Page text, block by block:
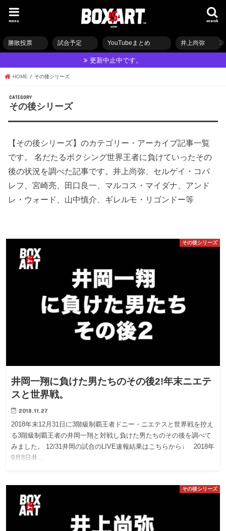
search
menu
勝敗投票 試合予定 YouTubeまとめ 井上尚弥
更新中止中です。
HOME その後シリーズ
その後シリーズ
【その後シリーズ】のカテゴリー・アーカイブ記事一覧
です。 名だたるボクシング世界王者に負けていったその
後の状況を調べた記事です。井上尚弥、セルゲイ・コバ
レフ、宮崎亮、田口良一、マルコス・マイダナ、アンド
レ・ウォード、山中慎介、ギレルモ・リゴンドー等
その後シリーズ
井岡一翔に負けた男たちのその後2!年末ニエテ
スと世界戦。
2018.11.27
2018年末12月31日に3階級制覇王者ドニー・ニエテスと世界戦を控え
る3階級制覇王者の井岡一翔と対戦し負けた男たちのその後を調べて
みました。 12/31井岡の試合のLIVE速報結果はこちらから↓ 2018年
9月8日井…
その後シリーズ